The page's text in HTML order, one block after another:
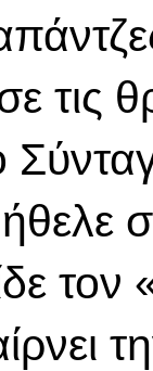
τις